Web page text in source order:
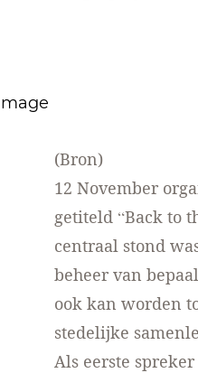
(Bron)
12 November
getiteld “Back to
centraal stond
beheer van
ook kan worden
stedelijke
Als eerste